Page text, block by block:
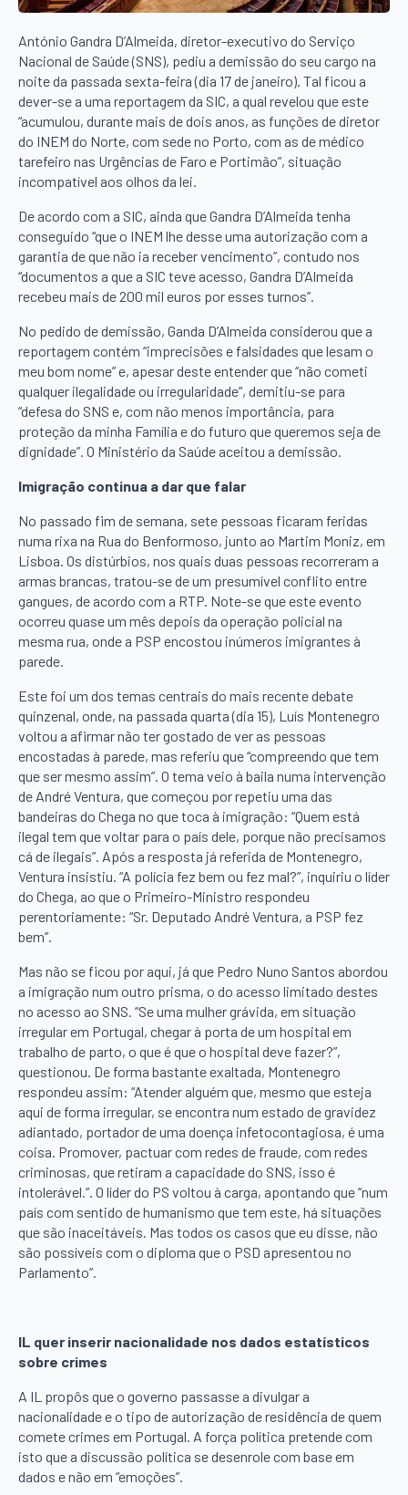
António Gandra D’Almeida, diretor-executivo do Serviço
Nacional de Saúde (SNS), pediu a demissão do seu cargo na
noite da passada sexta-feira (dia 17 de janeiro). Tal ficou a
dever-se a uma reportagem da SIC, a qual revelou que este
“acumulou, durante mais de dois anos, as funções de diretor
do INEM do Norte, com sede no Porto, com as de médico
tarefeiro nas Urgências de Faro e Portimão”, situação
incompatível aos olhos da lei.
De acordo com a SIC, ainda que Gandra D’Almeida tenha
conseguido “que o INEM lhe desse uma autorização com a
garantia de que não ia receber vencimento”, contudo nos
“documentos a que a SIC teve acesso, Gandra D’Almeida
recebeu mais de 200 mil euros por esses turnos”.
No pedido de demissão, Ganda D’Almeida considerou que a
reportagem contém “imprecisões e falsidades que lesam o
meu bom nome” e, apesar deste entender que “não cometi
qualquer ilegalidade ou irregularidade”, demitiu-se para
“defesa do SNS e, com não menos importância, para
proteção da minha Família e do futuro que queremos seja de
dignidade”. O Ministério da Saúde aceitou a demissão.
Imigração continua a dar que falar
No passado fim de semana, sete pessoas ficaram feridas
numa rixa na Rua do Benformoso, junto ao Martim Moniz, em
Lisboa. Os distúrbios, nos quais duas pessoas recorreram a
armas brancas, tratou-se de um presumível conflito entre
gangues, de acordo com a RTP. Note-se que este evento
ocorreu quase um mês depois da operação policial na
mesma rua, onde a PSP encostou inúmeros imigrantes à
parede.
Este foi um dos temas centrais do mais recente debate
quinzenal, onde, na passada quarta (dia 15), Luís Montenegro
voltou a afirmar não ter gostado de ver as pessoas
encostadas à parede, mas referiu que “compreendo que tem
que ser mesmo assim”. O tema veio à baila numa intervenção
de André Ventura, que começou por repetiu uma das
bandeiras do Chega no que toca à imigração: “Quem está
ilegal tem que voltar para o país dele, porque não precisamos
cá de ilegais”. Após a resposta já referida de Montenegro,
Ventura insistiu. “A polícia fez bem ou fez mal?”, inquiriu o líder
do Chega, ao que o Primeiro-Ministro respondeu
perentoriamente: “Sr. Deputado André Ventura, a PSP fez
bem”.
Mas não se ficou por aqui, já que Pedro Nuno Santos abordou
a imigração num outro prisma, o do acesso limitado destes
no acesso ao SNS. “Se uma mulher grávida, em situação
irregular em Portugal, chegar à porta de um hospital em
trabalho de parto, o que é que o hospital deve fazer?”,
questionou. De forma bastante exaltada, Montenegro
respondeu assim: “Atender alguém que, mesmo que esteja
aqui de forma irregular, se encontra num estado de gravidez
adiantado, portador de uma doença infetocontagiosa, é uma
coisa. Promover, pactuar com redes de fraude, com redes
criminosas, que retiram a capacidade do SNS, isso é
intolerável.”. O líder do PS voltou à carga, apontando que “num
país com sentido de humanismo que tem este, há situações
que são inaceitáveis. Mas todos os casos que eu disse, não
são possíveis com o diploma que o PSD apresentou no
Parlamento”.
IL quer inserir nacionalidade nos dados estatísticos
sobre crimes
A IL propôs que o governo passasse a divulgar a
nacionalidade e o tipo de autorização de residência de quem
comete crimes em Portugal. A força política pretende com
isto que a discussão política se desenrole com base em
dados e não em “emoções”.